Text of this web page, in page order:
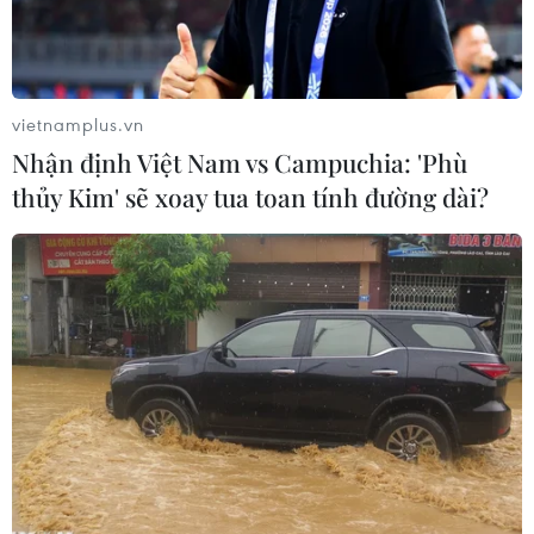
Hiện trường vụ giẫm đạp ở Itaewon, Hàn Quốc đêm
29/10/2022. (Ảnh: Yonhap/TTXVN)
Ủy ban Điều tra đặc biệt của Hàn Quốc về thảm
họa giẫm đạp năm 2022 khiến 159 người thiệt
mạng tại khu phố Itaewon (Seoul) đã bắt đầu
vietnamplus.vn
Nhận định Việt Nam vs Campuchia: 'Phù
thủy Kim' sẽ xoay tua toan tính đường dài?